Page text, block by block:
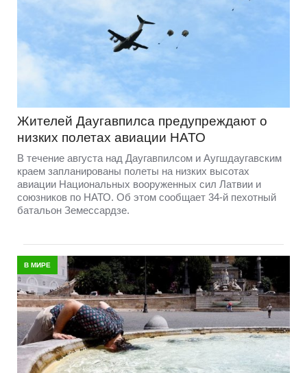
Жителей Даугавпилса предупреждают о
низких полетах авиации НАТО
В течение августа над Даугавпилсом и Аугшдаугавским
краем запланированы полеты на низких высотах
авиации Национальных вооруженных сил Латвии и
союзников по НАТО. Об этом сообщает 34-й пехотный
батальон Земессардзе.
В МИРЕ